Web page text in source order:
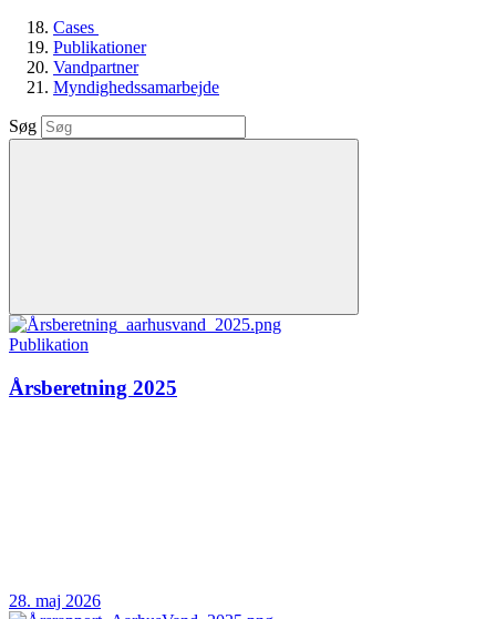
Cases
Publikationer
Vandpartner
Myndighedssamarbejde
Søg
Publikation
Årsberetning 2025
28. maj 2026